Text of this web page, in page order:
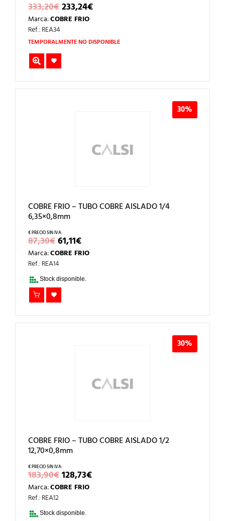
333,20€EL
PRECIO
ORIGINAL
333,20€.
233,24€EL
PRECIO
233,24€.
Marca:COBRE FRIO
Ref.: REA34
TEMPORALMENTE NO DISPONIBLE
30%
COBRE FRIO – TUBO COBRE AISLADO 1/4
6,35×0,8mm
87,30€EL
PRECIO
ORIGINAL
ERA:
87,30€.
61,11€EL
PRECIO
ACTUAL
Marca:COBRE FRIO
Ref.: REA14
Stock disponible.
30%
COBRE FRIO – TUBO COBRE AISLADO 1/2
12,70×0,8mm
183,90€EL
PRECIO
ORIGINAL
183,90€.
128,73€EL
PRECIO
Marca:COBRE FRIO
Ref.: REA12
Stock disponible.